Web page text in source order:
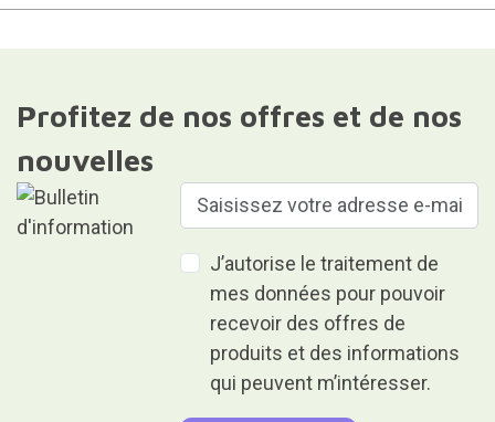
Profitez de nos offres et de nos
nouvelles
J’autorise le traitement de
mes données pour pouvoir
recevoir des offres de
produits et des informations
qui peuvent m’intéresser.